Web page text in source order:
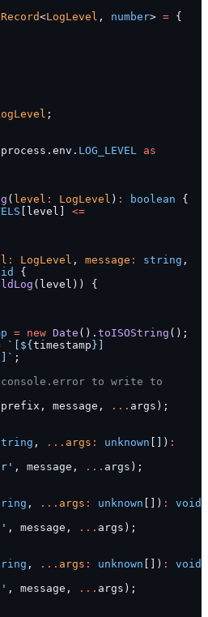
Record<LogLevel , number> = {
;
LOG_LEVEL as
( level : LogLevel ) : boolean {
[level] <=
: LogLevel , message : string
{
(level)) {
= new Date (). toISOString ();
`[${ timestamp }]
;
to write to
message, ... args);
, ... args : unknown []) :
, message, ... args);
, ... args : unknown []) :
void
, message, ... args);
, ... args : unknown []) :
void
, message, ... args);